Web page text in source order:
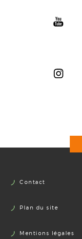
Contact
Plan du site
Mentions légales